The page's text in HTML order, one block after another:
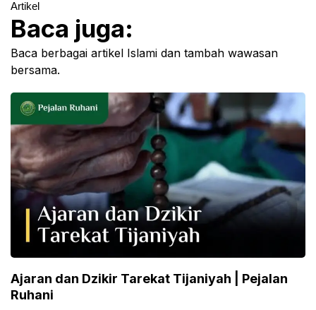
Artikel
Baca juga:
Baca berbagai artikel Islami dan tambah wawasan
bersama.
Ajaran dan Dzikir Tarekat Tijaniyah | Pejalan
Ruhani